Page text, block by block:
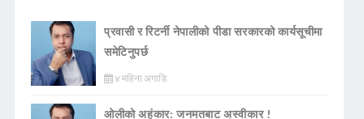
प्रवासी र रिटर्नी नेपालीको पीडा सरकारको कार्यसूचीमा
समेटिनुपर्छ
४ महिना अगाडि
ओलीको अहंकार: जनमतबाट अस्वीकार !